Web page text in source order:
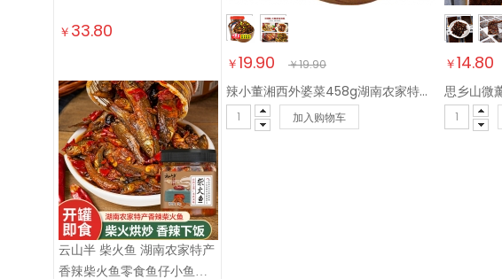
￥ 33.80
云山半 柴火鱼 湖南农家特产
香辣柴火鱼零食鱼仔小鱼干
￥19.90 ￥19.90
辣小董湘西外婆菜458g湖南农家特产下饭菜榨菜香辣酱腌菜咸菜萝卜干早餐
加入购物车
￥14.80